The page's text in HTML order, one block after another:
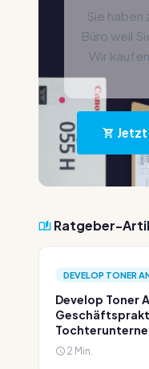
Sie haben
Büro weil
Wir
Ratgeber-
DEVELOP TONER
Develop Toner
2 Min.